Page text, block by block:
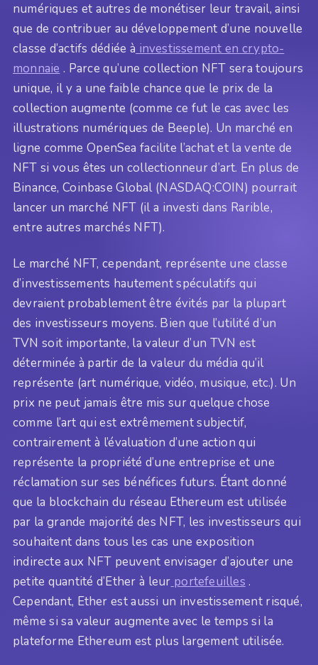
numériques et autres de monétiser leur travail, ainsi
que de contribuer au développement d’une nouvelle
classe d’actifs dédiée à investissement en crypto-
monnaie . Parce qu’une collection NFT sera toujours
unique, il y a une faible chance que le prix de la
collection augmente (comme ce fut le cas avec les
illustrations numériques de Beeple). Un marché en
ligne comme OpenSea facilite l’achat et la vente de
NFT si vous êtes un collectionneur d’art. En plus de
Binance, Coinbase Global (NASDAQ:COIN) pourrait
lancer un marché NFT (il a investi dans Rarible,
entre autres marchés NFT).
Le marché NFT, cependant, représente une classe
d’investissements hautement spéculatifs qui
devraient probablement être évités par la plupart
des investisseurs moyens. Bien que l’utilité d’un
TVN soit importante, la valeur d’un TVN est
déterminée à partir de la valeur du média qu’il
représente (art numérique, vidéo, musique, etc.). Un
prix ne peut jamais être mis sur quelque chose
comme l’art qui est extrêmement subjectif,
contrairement à l’évaluation d’une action qui
représente la propriété d’une entreprise et une
réclamation sur ses bénéfices futurs. Étant donné
que la blockchain du réseau Ethereum est utilisée
par la grande majorité des NFT, les investisseurs qui
souhaitent dans tous les cas une exposition
indirecte aux NFT peuvent envisager d’ajouter une
petite quantité d’Ether à leur portefeuilles .
Cependant, Ether est aussi un investissement risqué,
même si sa valeur augmente avec le temps si la
plateforme Ethereum est plus largement utilisée.